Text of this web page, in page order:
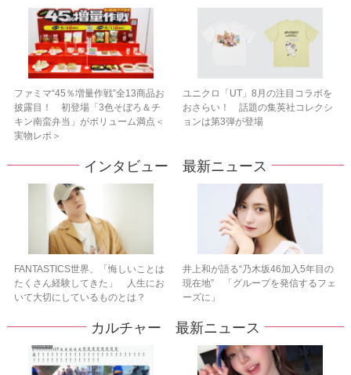
ファミマ“45％増量作戦”全13商品お
披露目！ 初登場「3色そぼろ＆チ
キン南蛮弁当」がボリューム満点＜
実物レポ＞
ユニクロ「UT」8月の注目コラボを
おさらい！ 話題の集英社コレクシ
ョンは第3弾が登場
インタビュー 最新ニュース
FANTASTICS世界、「悔しいことは
たくさん経験してきた」 人生にお
いて大切にしているものとは？
井上和が語る“乃木坂46加入5年目の
現在地” 「グループを発信するフェ
ーズに」
カルチャー 最新ニュース